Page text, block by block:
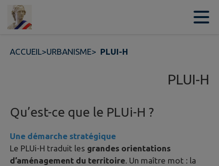
Contenu
ACCUEIL>URBANISME> PLUI-H
PLUI-H
Qu’est-ce que le PLUi-H ?
Une démarche stratégique
Le PLUi-H traduit les grandes orientations
d’aménagement du territoire. Un maître mot : la